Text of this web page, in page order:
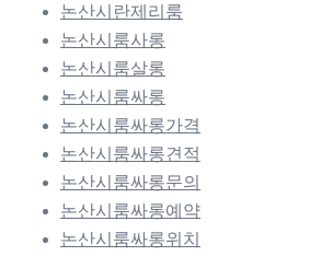
논산시란제리룸
논산시룸사롱
논산시룸살롱
논산시룸싸롱
논산시룸싸롱가격
논산시룸싸롱견적
논산시룸싸롱문의
논산시룸싸롱예약
논산시룸싸롱위치